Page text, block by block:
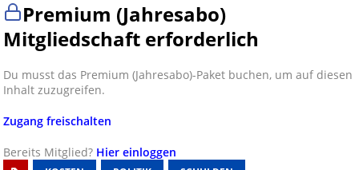
Premium (Jahresabo)
Mitgliedschaft erforderlich
Du musst das Premium (Jahresabo)-Paket buchen, um auf diesen
Inhalt zuzugreifen.
Zugang freischalten
Bereits Mitglied? Hier einloggen